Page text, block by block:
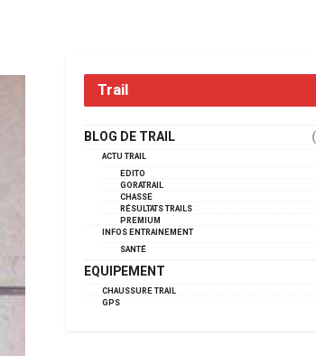
Trail
BLOG DE TRAIL
ACTU TRAIL
EDITO
GORATRAIL
CHASSE
RÉSULTATS TRAILS
PREMIUM
INFOS ENTRAINEMENT
SANTÉ
EQUIPEMENT
CHAUSSURE TRAIL
GPS